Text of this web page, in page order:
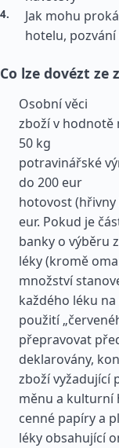
Jak mohu
hotelu,
Co lze dovézt ze
Osobní věci
zboží v hodnotě
50 kg
potravinářské
do 200 eur
hotovost (hřivny
eur. Pokud je
banky o výběru
léky (kromě
množství
každého léku
použití
přepravovat
deklarovány,
zboží vyžadující
měnu a kulturní
cenné papíry a
léky obsahující